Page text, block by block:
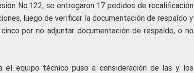
No.122, se entregaron 17 pedidos de recalificación
luego de verificar la documentación de respaldo y
por no adjuntar documentación de respaldo, o no
el equipo técnico puso a consideración de las y los